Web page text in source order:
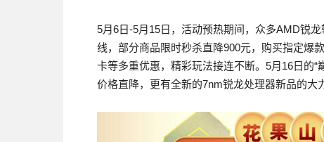
5月6日-5月15日，活动预热期间，众多AMD锐
线，部分商品限时秒杀直降900元，购买指定爆
卡等多重优惠，精彩玩法接连不断。5月16日的
价格直降，更有全新的7nm锐龙处理器新品的大